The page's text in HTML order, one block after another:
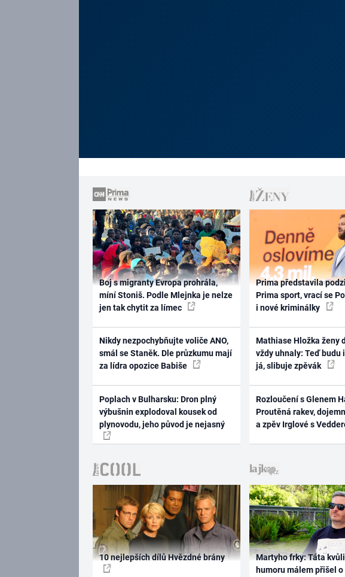
Boj s migranty Evropa prohrála,
míní Stoniš. Podle Mlejnka je nelze
jen tak chytit za límec
Nikdy nezpochybňujte voliče ANO,
smál se Staněk. Dle průzkumu mají
za lídra opozice Babiše
Poplach v Bulharsku: Dron plný
výbušnin explodoval kousek od
plynovodu, jeho původ je nejasný
Prima představila
Prima sport, vrací se
i nové kriminálky
Mathiase Hložka ženy
vždy uhnaly: Teď budu
já, slibuje zpěvák
Rozloučení s Glenem
Proutěná rakev,
a zpěv Irglové s
10 nejlepších dílů Hvězdné brány
Martyho frky: Táta
humoru málem přišel o